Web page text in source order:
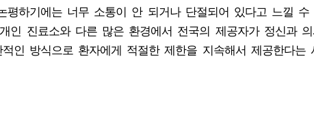
평하기에는 너무 소통이 안 되거나 단절되어 있다고 느낄 수
인 진료소와 다른 많은 환경에서 전국의 제공자가 정신과
인 방식으로 환자에게 적절한 제한을 지속해서 제공한다는